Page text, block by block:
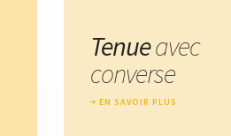
Tenueavec
converse
EN SAVOIR PLUS